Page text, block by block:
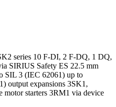
series 10 F-DI, 2 F-DQ, 1 DQ,
SIRIUS Safety ES 22.5 mm
SIL 3 (IEC 62061) up to
output expansions 3SK1,
motor starters 3RM1 via device